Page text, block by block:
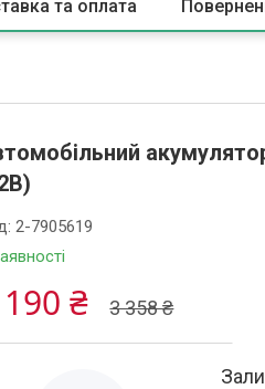
та оплата
2-7905619
3 358 ₴
₴